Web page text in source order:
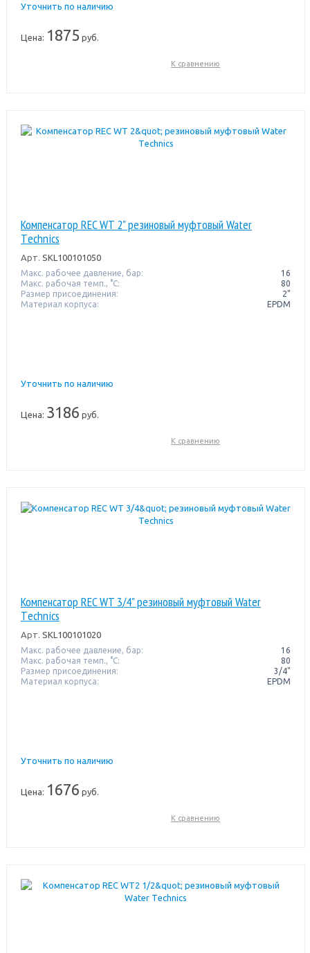
Уточнить по наличию
Цена: 1875 руб.
К сравнению
Компенсатор REC WT 2" резиновый муфтовый Water
Тechnics
Арт. SKL100101050
Макс. рабочее давление, бар:
16
Макс. рабочая темп., °С:
80
Размер присоединения:
2"
Материал корпуса:
EPDM
Уточнить по наличию
Цена: 3186 руб.
К сравнению
Компенсатор REC WT 3/4" резиновый муфтовый Water
Тechnics
Арт. SKL100101020
Макс. рабочее давление, бар:
16
Макс. рабочая темп., °С:
80
Размер присоединения:
3/4"
Материал корпуса:
EPDM
Уточнить по наличию
Цена: 1676 руб.
К сравнению